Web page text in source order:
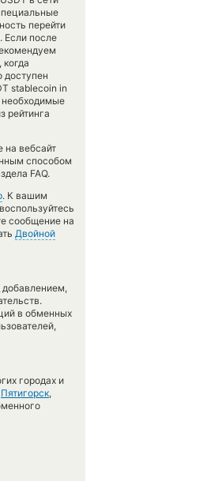
перейти
Если после
доступен
stablecoin in
необходимые
рейтинга
на вебсайт
способом
FAQ.
. К вашим
сообщение на
Двойной
в обменных
городах и
Пятигорск,